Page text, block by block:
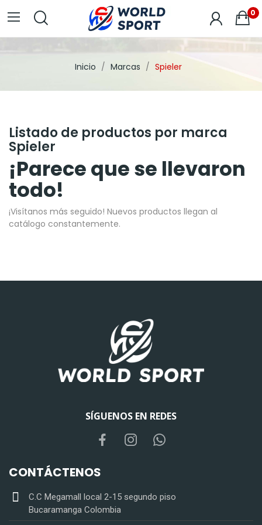
0
Inicio Marcas Spieler
Listado de productos por marca
Spieler
¡Parece que se llevaron
todo!
¡Visítanos más seguido! Nuevos productos llegan al
catálogo constantemente.
SÍGUENOS EN REDES
CONTÁCTENOS
C.C Megamall local 2-15 segundo piso
Bucaramanga Colombia